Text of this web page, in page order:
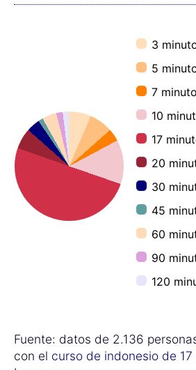
3
5
7
10
17
20
30
45
60
90
120
Fuente: datos de 2.136
con el curso de indonesio de 17